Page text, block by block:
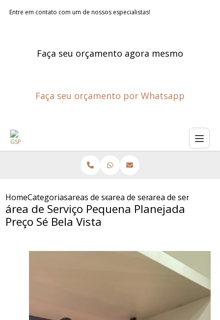
Entre em contato com um de nossos especialistas!
Faça seu orçamento agora mesmo
Faça seu orçamento por Whatsapp
HomeCategoriasareas de servico planejadas
area de servico projetada
area de servico
área de Serviço Pequena Planejada
Preço Sé Bela Vista